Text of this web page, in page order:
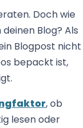
Doch wie
Blog? Als
Blogpost nicht
bepackt ist,
, ob
lesen oder